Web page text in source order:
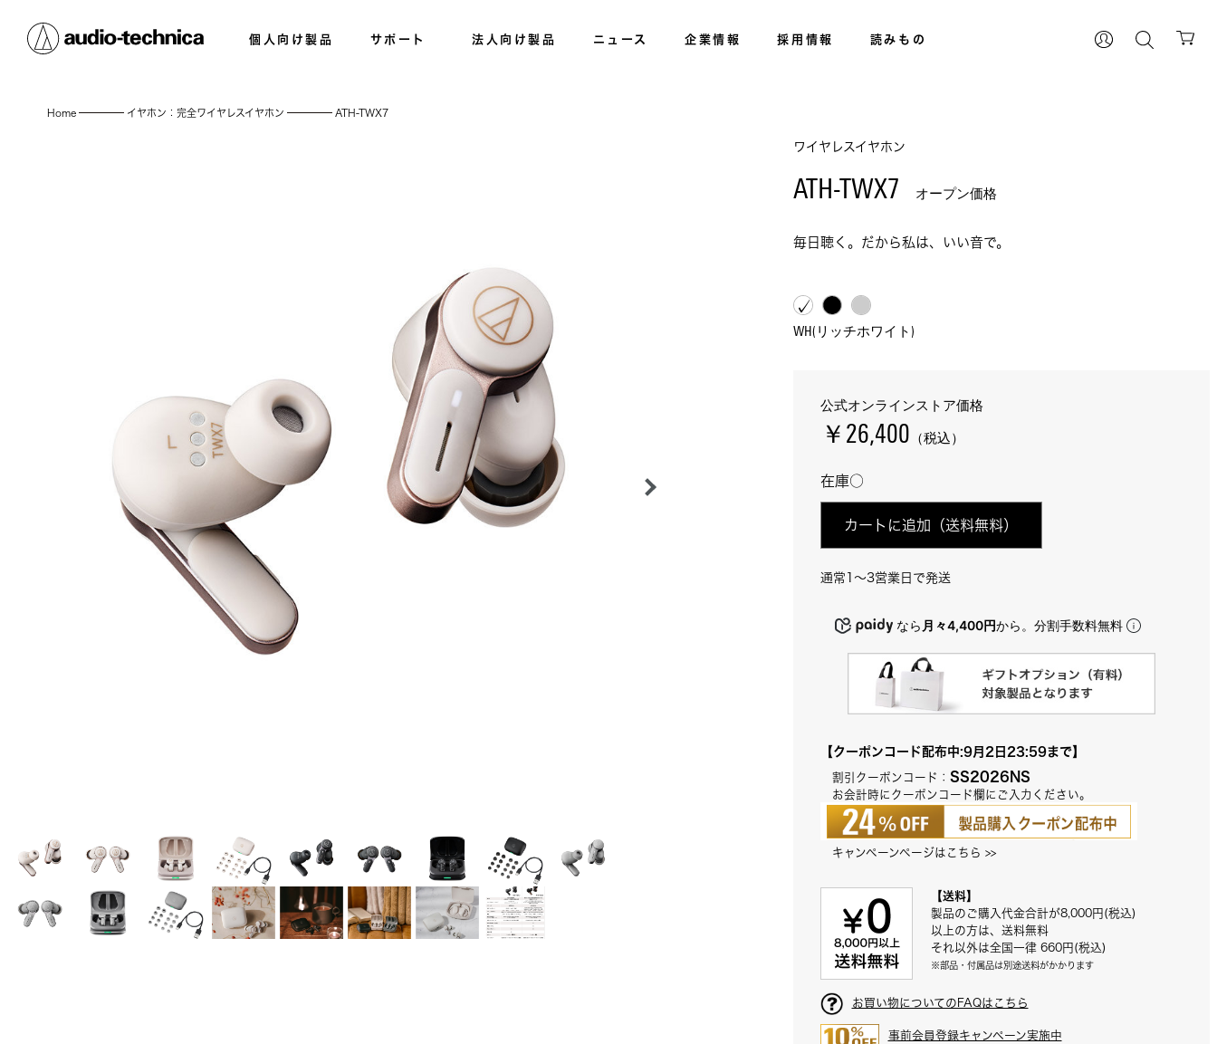
個人向け製品 サポート 法人向け製品 ニュース 企業情報 採用情報 読みもの
Home イヤホン：完全ワイヤレスイヤホン ATH-TWX7
ワイヤレスイヤホン
ATH-TWX7 オープン価格
毎日聴く。だから私は、いい音で。
WH(リッチホワイト)
公式オンラインストア価格
￥26,400 （税込）
在庫○
カートに追加 （送料無料）
通常1～3営業日で発送
なら 月々4,400円から。分割手数料無料
【クーポンコード配布中:9月2日23:59まで】
割引クーポンコード： SS2026NS
お会計時にクーポンコード欄にご入力ください。
キャンペーンページはこちら >>
【送料】
製品のご購入代金合計が8,000円(税込)
以上の方は、送料無料
それ以外は全国一律 660円(税込)
※部品・付属品は別途送料がかかります
お買い物についてのFAQはこちら
事前会員登録キャンペーン実施中